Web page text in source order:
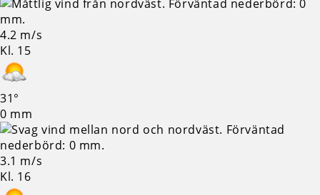
4.2 m/s
Kl. 15
31°
0 mm
3.1 m/s
Kl. 16